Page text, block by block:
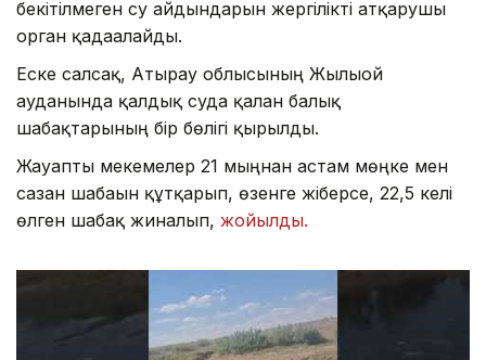
бекітілмеген су айдындарын жергілікті атқарушы
орган қадағалайды.
Еске салсақ, Атырау облысының Жылыой
ауданында қалдық суда қалған балық
шабақтарының бір бөлігі қырылды.
Жауапты мекемелер 21 мыңнан астам мөңке мен
сазан шабағын құтқарып, өзенге жіберсе, 22,5 келі
өлген шабақ жиналып, жойылды.